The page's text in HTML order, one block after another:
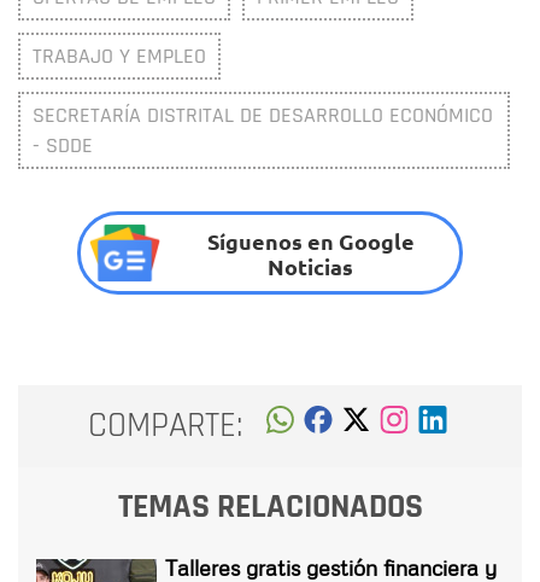
TRABAJO Y EMPLEO
SECRETARÍA DISTRITAL DE DESARROLLO ECONÓMICO
- SDDE
Síguenos en Google
Noticias
COMPARTE:
TEMAS RELACIONADOS
Talleres gratis gestión financiera y